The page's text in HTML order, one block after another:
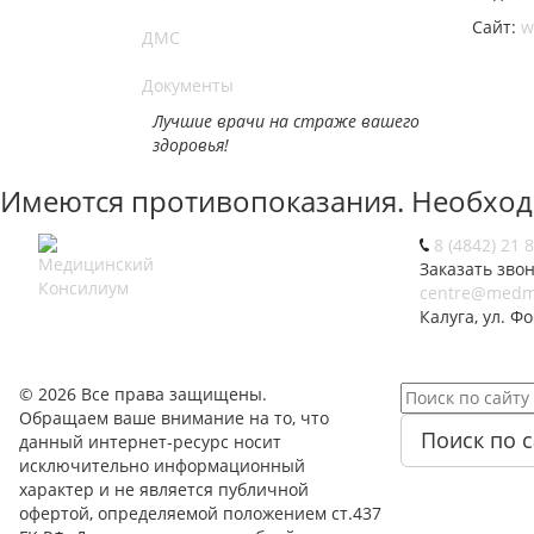
ДМС
Документы
Лучшие врачи на страже вашего
здоровья!
Сайт:
Имеются противопоказания.
8 (4842) 21
Заказать
Калуга, ул.
© 2026 Все права защищены.
Обращаем ваше внимание на то, что
данный интернет-ресурс носит
исключительно информационный
характер и не является публичной
офертой, определяемой положением ст.437
Поиск по